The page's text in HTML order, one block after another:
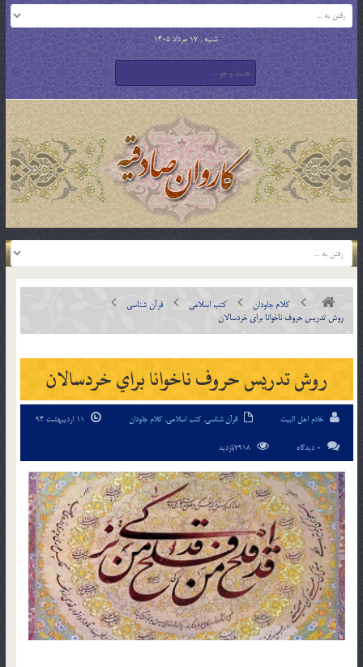
شنبه , 17 مرداد 1405
کلام جاودان کتب اسلامی
قرآن شناسی
روش تدريس حروف ناخوانا براي خردسالان
روش تدريس حروف ناخوانا براي خردسالان
خادم اهل البیت قرآن شناسی,کتب اسلامی,کلام جاودان
0 دیدگاه